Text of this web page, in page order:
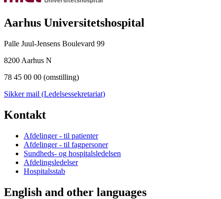
Aarhus Universitetshospital
Palle Juul-Jensens Boulevard 99
8200 Aarhus N
78 45 00 00 (omstilling)
Sikker mail (Ledelsessekretariat)
Kontakt
Afdelinger - til patienter
Afdelinger - til fagpersoner
Sundheds- og hospitalsledelsen
Afdelingsledelser
Hospitalsstab
English and other languages